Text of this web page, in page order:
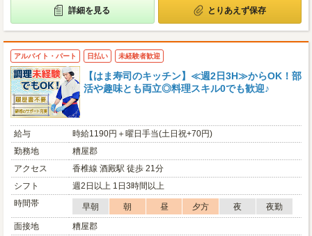
詳細を見る とりあえず保存
アルバイト・パート 日払い 未経験者歓迎
【はま寿司のキッチン】≪週2日3H≫からOK！部
活や趣味とも両立◎料理スキル0でも歓迎♪
給与
時給1190円＋曜日手当(土日祝+70円)
勤務地
糟屋郡
アクセス
香椎線 酒殿駅 徒歩 21分
シフト
週2日以上 1日3時間以上
時間帯
早朝 朝 昼 夕方 夜
夜勤
面接地
糟屋郡